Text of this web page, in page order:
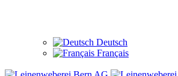
Deutsch
Français